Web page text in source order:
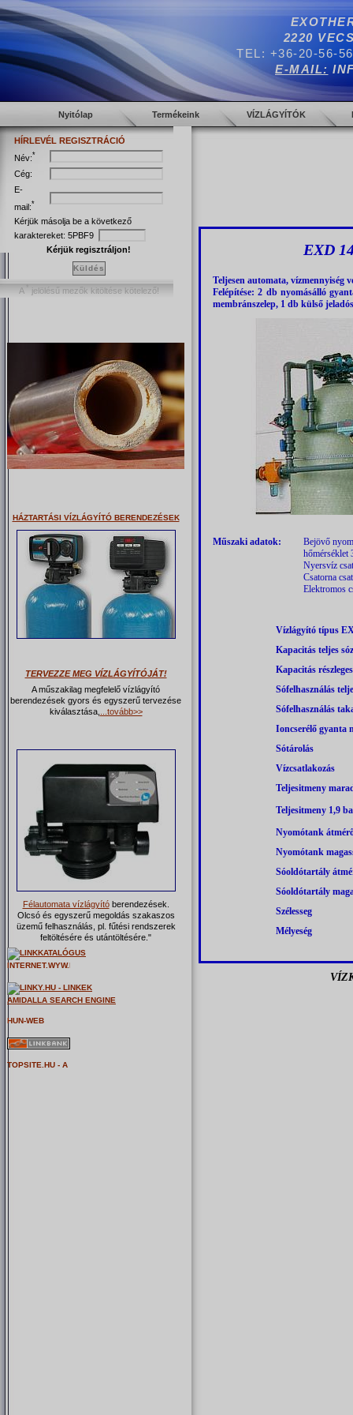
2220
TEL: +36-20-56-
E-MAIL:
Nyitólap Termékeink VÍZLÁGYÍTÓK
HÍRLEVÉL REGISZTRÁCIÓ
Név:*
Cég:
E-
mail:*
Kérjük másolja be a következő
karaktereket: 5PBF9
Kérjük regisztráljon!
Küldés
A * jelölésű mezők kitöltése kötelező!
HÁZTARTÁSI VÍZLÁGYÍTÓ BERENDEZÉSEK
TERVEZZE MEG VÍZLÁGYÍTÓJÁT!
A műszakilag megfelelő vízlágyító
berendezések gyors és egyszerű tervezése
kiválasztása,
...tovább>>
Félautomata vízlágyítóberendezések.
Olcsó és egyszerű megoldás szakaszos
üzemű felhasználás, pl. fűtési rendszerek
feltöltésére és utántöltésére."
AMIDALLA SEARCH ENGINE
EXD
Teljesen automata, vízmennyiség
Felépítése: 2 db nyomásálló
membránszelep, 1 db külső
Műszaki adatok:
Bejövő
hőmérséklet
Nyersvíz
Csatorna
Elektromos
Vízlágyító típus
Kapacitás teljes
Kapacitás
Sófelhasználás
Sófelhasználás
Ioncserélő gyanta
Sótárolás
Vízcsatlakozás
Teljesitmeny
Teljesitmeny 1,9
Nyomótank
Nyomótank
Sóoldótartály
Sóoldótartály
Szélesseg
Mélyeség